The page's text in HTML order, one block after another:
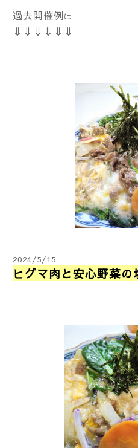
過去開催例は
⇓⇓⇓⇓⇓⇓
2024/5/15
ヒグマ肉と安心野菜の